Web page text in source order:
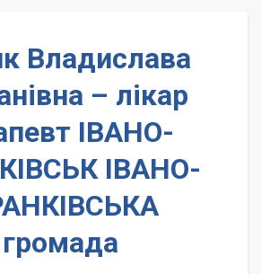
Владислава
– лікар
ІВАНО-
ІВАНО-
громада